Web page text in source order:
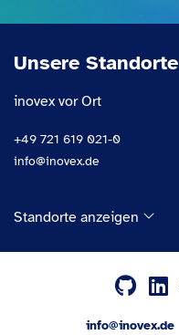
Unsere Standorte
inovex vor Ort
+49 721 619 021-0
info@inovex.de
Standorte anzeigen
info@inovex.de